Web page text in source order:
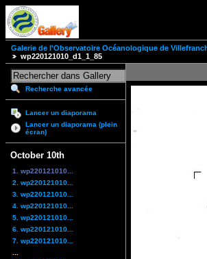
Galerie de l'Observatoire Océanologique de
wp220121010_d1_1_85
Recherche avancée
Lancer un diaporama
Lancer un diaporama (plein
écran)
October 10th
1. wp220121010...
2. wp220121010...
3. wp220121010...
4. wp220121010...
5. wp220121010...
6. wp220121010...
7. wp220121010...